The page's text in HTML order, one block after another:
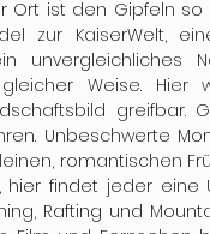
Ort ist den Gipfeln
zur KaiserWelt,
unvergleichliches
Weise. Hier
greifbar.
Unbeschwerte
romantischen
hier findet jeder
Rafting und